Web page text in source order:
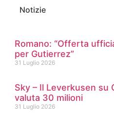
Notizie
Romano: “Offerta
per Gutierrez”
31 Luglio 2026
Sky – Il Leverkusen su
valuta 30 milioni
31 Luglio 2026